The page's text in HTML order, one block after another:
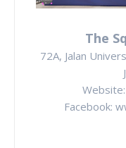
The
72A, Jalan
Facebook: